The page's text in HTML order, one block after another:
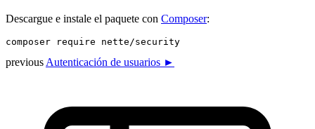
Descargue e instale el paquete con Composer:
previous Autenticación de usuarios ►